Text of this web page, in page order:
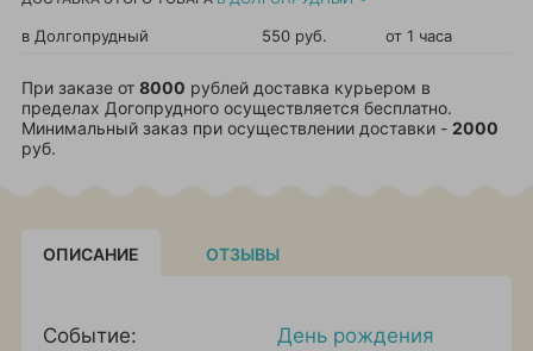
в Долгопрудный 550 руб. от 1 часа
При заказе от 8000 рублей доставка курьером в
пределах Догопрудного осуществляется бесплатно.
Минимальный заказ при осуществлении доставки - 2000
руб.
ОПИСАНИЕ ОТЗЫВЫ
Событие:
День рождения